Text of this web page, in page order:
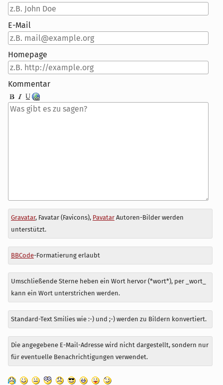
E-Mail
Homepage
Kommentar
Antwort
zu
Gravatar, Favatar (Favicons), PavatarAutoren-Bilder werden
unterstützt.
BBCode-Formatierung erlaubt
Umschließende Sterne heben ein Wort hervor (*wort*), per _wort_
kann ein Wort unterstrichen werden.
Standard-Text Smilies wie :-) und ;-) werden zu Bildern konvertiert.
Die angegebene E-Mail-Adresse wird nicht dargestellt, sondern nur
für eventuelle Benachrichtigungen verwendet.